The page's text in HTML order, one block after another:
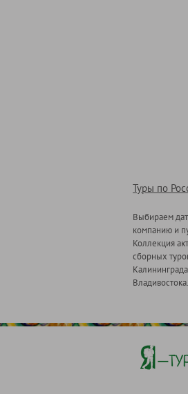
Туры по
Выбираем
компанию и
Коллекция
сборных
Владивостока.